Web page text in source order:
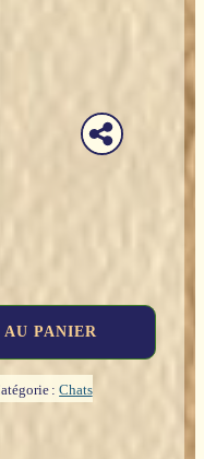
PANIER
:Chats